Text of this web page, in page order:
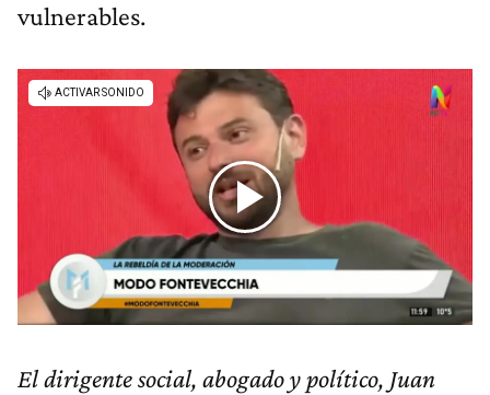
vulnerables.
El dirigente social, abogado y político, Juan